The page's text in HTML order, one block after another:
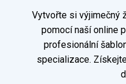
Vytvořte si výjimečný
pomocí naší online
profesionální
specializace.